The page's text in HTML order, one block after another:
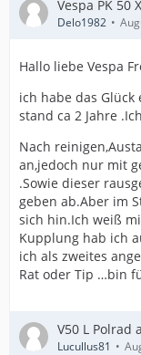
Vespa PK 50
Delo1982
Hallo liebe Vespa
ich habe das Glück
stand ca 2 Jahre
Nach
an,jedoch nur mit
.Sowie dieser
geben ab.Aber im
sich hin.Ich weiß
Kupplung hab ich
ich als zweites
Rat oder Tip …bin
V50 L Polrad
Lucullus81